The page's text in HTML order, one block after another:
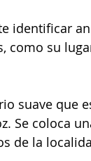
identificar
como su
suave que
Se coloca
de la